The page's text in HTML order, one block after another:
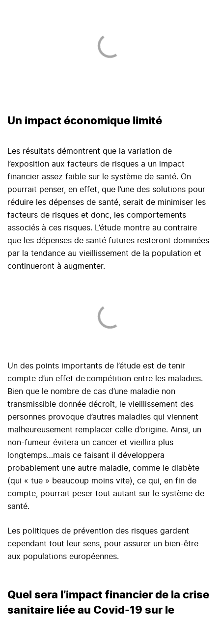
Un impact économique limité
Les résultats démontrent que la variation de
l’exposition aux facteurs de risques a un impact
financier assez faible sur le système de santé. On
pourrait penser, en effet, que l’une des solutions pour
réduire les dépenses de santé, serait de minimiser les
facteurs de risques et donc, les comportements
associés à ces risques. L’étude montre au contraire
que les dépenses de santé futures resteront dominées
par la tendance au vieillissement de la population et
continueront à augmenter.
Un des points importants de l’étude est de tenir
compte d’un effet de compétition entre les maladies.
Bien que le nombre de cas d’une maladie non
transmissible donnée décroît, le vieillissement des
personnes provoque d’autres maladies qui viennent
malheureusement remplacer celle d’origine. Ainsi, un
non-fumeur évitera un cancer et vieillira plus
longtemps…mais ce faisant il développera
probablement une autre maladie, comme le diabète
(qui « tue » beaucoup moins vite), ce qui, en fin de
compte, pourrait peser tout autant sur le système de
santé.
Les politiques de prévention des risques gardent
cependant tout leur sens, pour assurer un bien-être
aux populations européennes.
Quel sera l’impact financier de la crise
sanitaire liée au Covid-19 sur le